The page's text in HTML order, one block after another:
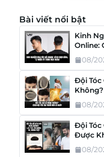
Bài viết nổi bật
Kinh
Online:
Tránh
08/
Đội Tóc
Thoải
08/
Đội Tóc
Được
Tóc
Tuột
08/